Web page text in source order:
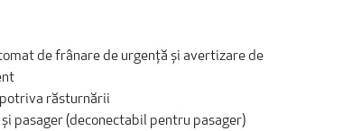
de frânare de urgență și avertizare de
răsturnării
pasager (deconectabil pentru pasager)